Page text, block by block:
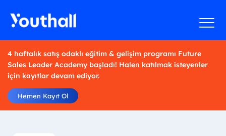
4 haftalık satış odaklı eğitim & gelişim programı Future
Sales Leader Academy başladı! Halen katılmak isteyenler
için kayıtlar devam ediyor.
Hemen Kayıt Ol